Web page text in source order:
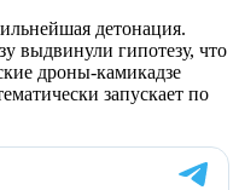
детонация.
выдвинули гипотезу, что
дроны-камикадзе
запускает по